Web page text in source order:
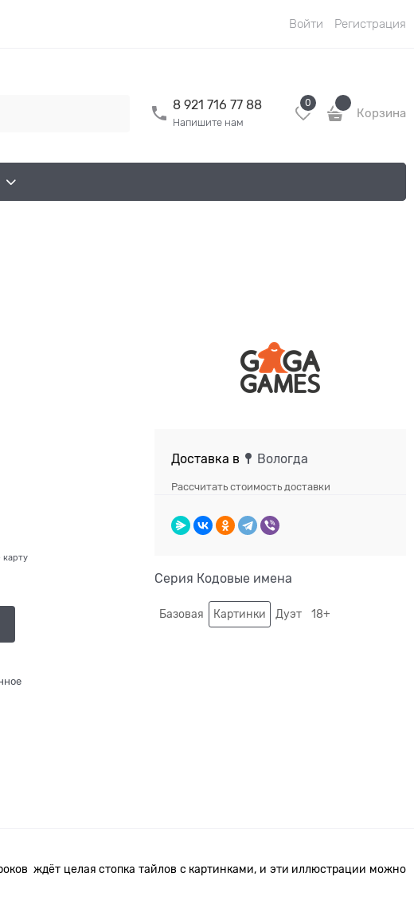
Войти Регистрация
8 921 716 77 88
Напишите нам
0
Корзина
карту
Доставка в Вологда
Рассчитать стоимость доставки
Серия Кодовые имена
Базовая Картинки Дуэт 18+
ждёт целая стопка тайлов с картинками, и эти иллюстрации можно